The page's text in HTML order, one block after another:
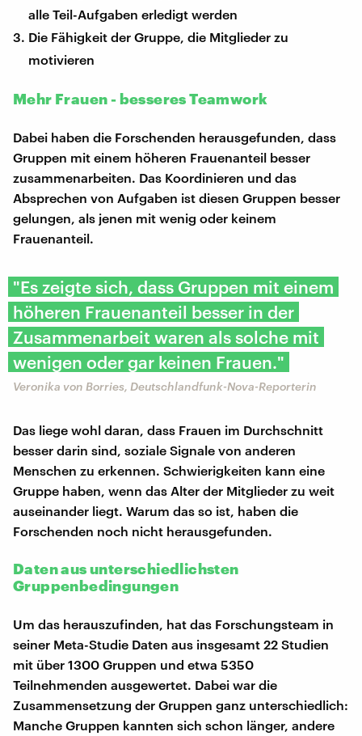
alle Teil-Aufgaben erledigt werden
Die Fähigkeit der Gruppe, die Mitglieder zu
motivieren
Mehr Frauen - besseres Teamwork
Dabei haben die Forschenden herausgefunden, dass
Gruppen mit einem höheren Frauenanteil besser
zusammenarbeiten. Das Koordinieren und das
Absprechen von Aufgaben ist diesen Gruppen besser
gelungen, als jenen mit wenig oder keinem
Frauenanteil.
"Es zeigte sich, dass Gruppen mit einem
höheren Frauenanteil besser in der
Zusammenarbeit waren als solche mit
wenigen oder gar keinen Frauen."
Veronika von Borries, Deutschlandfunk-Nova-Reporterin
Das liege wohl daran, dass Frauen im Durchschnitt
besser darin sind, soziale Signale von anderen
Menschen zu erkennen. Schwierigkeiten kann eine
Gruppe haben, wenn das Alter der Mitglieder zu weit
auseinander liegt. Warum das so ist, haben die
Forschenden noch nicht herausgefunden.
Daten aus unterschiedlichsten
Gruppenbedingungen
Um das herauszufinden, hat das Forschungsteam in
seiner Meta-Studie Daten aus insgesamt 22 Studien
mit über 1300 Gruppen und etwa 5350
Teilnehmenden ausgewertet. Dabei war die
Zusammensetzung der Gruppen ganz unterschiedlich:
Manche Gruppen kannten sich schon länger, andere